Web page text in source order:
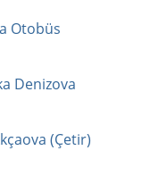
Otobüs
Denizova
(Çetir)